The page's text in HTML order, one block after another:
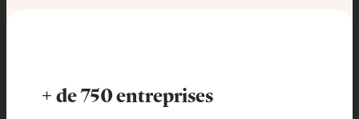
+ de 750 entreprises